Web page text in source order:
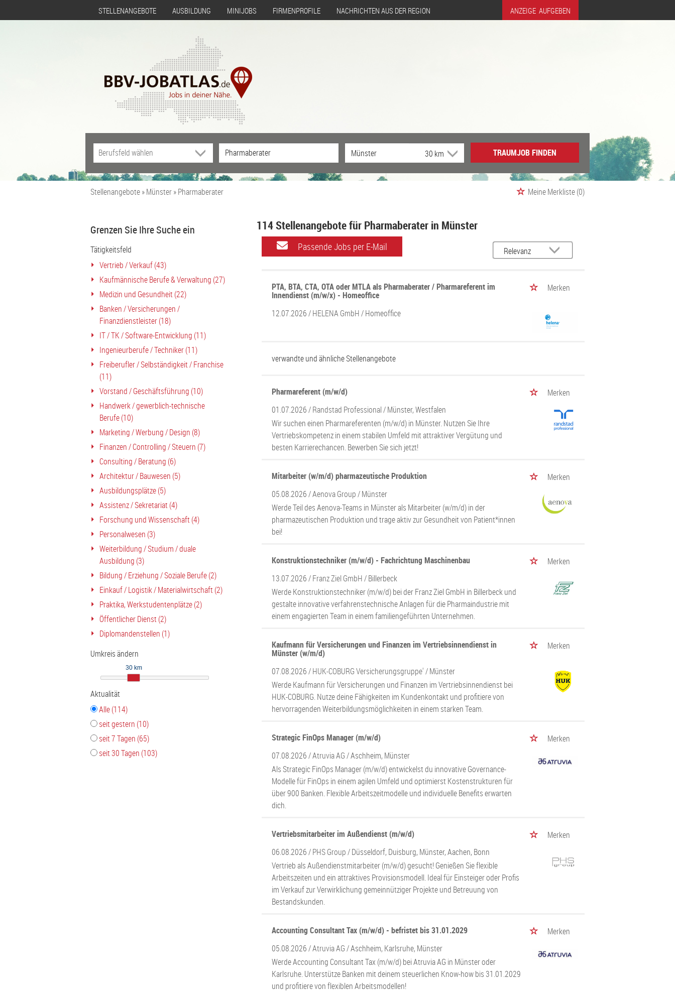
STELLENANGEBOTE AUSBILDUNG MINIJOBS FIRMENPROFILE NACHRICHTEN AUS DER REGION ANZEIGE AUFGEBEN
TRAUMJOB FINDEN
Stellenangebote Münster Pharmaberater Meine Merkliste(0)
Grenzen Sie Ihre Suche ein
Tätigkeitsfeld
Vertrieb / Verkauf (43)
Kaufmännische Berufe & Verwaltung (27)
Medizin und Gesundheit (22)
Banken / Versicherungen /
Finanzdienstleister (18)
IT / TK / Software-Entwicklung (11)
Ingenieurberufe / Techniker (11)
Freiberufler / Selbständigkeit / Franchise
(11)
Vorstand / Geschäftsführung (10)
Handwerk / gewerblich-technische
Berufe (10)
Marketing / Werbung / Design (8)
Finanzen / Controlling / Steuern (7)
Consulting / Beratung (6)
Architektur / Bauwesen (5)
Ausbildungsplätze (5)
Assistenz / Sekretariat (4)
Forschung und Wissenschaft (4)
Personalwesen (3)
Weiterbildung / Studium / duale
Ausbildung (3)
Bildung / Erziehung / Soziale Berufe (2)
Einkauf / Logistik / Materialwirtschaft (2)
Praktika, Werkstudentenplätze (2)
Öffentlicher Dienst (2)
Diplomandenstellen (1)
Umkreis ändern
30 km
Aktualität
Alle (114)
seit gestern (10)
seit 7 Tagen (65)
seit 30 Tagen (103)
114 Stellenangebote für Pharmaberater in Münster
Passende Jobs per E-Mail
PTA, BTA, CTA, OTA oder MTLA als Pharmaberater / Pharmareferent im
Innendienst (m/w/x) - Homeoffice
Merken
12.07.2026 /HELENA GmbH/ Homeoffice
verwandte und ähnliche Stellenangebote
Pharmareferent (m/w/d)
Merken
01.07.2026 /Randstad Professional/ Münster, Westfalen
Wir suchen einen Pharmareferenten (m/w/d) in Münster. Nutzen Sie Ihre
Vertriebskompetenz in einem stabilen Umfeld mit attraktiver Vergütung und
besten Karrierechancen. Bewerben Sie sich jetzt!
Mitarbeiter (w/m/d) pharmazeutische Produktion
Merken
05.08.2026 /Aenova Group/ Münster
Werde Teil des Aenova-Teams in Münster als Mitarbeiter (w/m/d) in der
pharmazeutischen Produktion und trage aktiv zur Gesundheit von Patient*innen
bei!
Konstruktionstechniker (m/w/d) - Fachrichtung Maschinenbau
Merken
13.07.2026 /Franz Ziel GmbH/ Billerbeck
Werde Konstruktionstechniker (m/w/d) bei der Franz Ziel GmbH in Billerbeck und
gestalte innovative verfahrenstechnische Anlagen für die Pharmaindustrie mit
einem engagierten Team in einem familiengeführten Unternehmen.
Kaufmann für Versicherungen und Finanzen im Vertriebsinnendienst in
Münster (w/m/d)
Merken
07.08.2026 /HUK-COBURG Versicherungsgruppe'/ Münster
Werde Kaufmann für Versicherungen und Finanzen im Vertriebsinnendienst bei
HUK-COBURG. Nutze deine Fähigkeiten im Kundenkontakt und profitiere von
hervorragenden Weiterbildungsmöglichkeiten in einem starken Team.
Strategic FinOps Manager (m/w/d)
Merken
07.08.2026 /Atruvia AG/ Aschheim, Münster
Als Strategic FinOps Manager (m/w/d) entwickelst du innovative Governance-
Modelle für FinOps in einem agilen Umfeld und optimierst Kostenstrukturen für
über 900 Banken. Flexible Arbeitszeitmodelle und individuelle Benefits erwarten
dich.
Vertriebsmitarbeiter im Außendienst (m/w/d)
Merken
06.08.2026 /PHS Group/ Düsseldorf, Duisburg, Münster, Aachen, Bonn
Vertrieb als Außendienstmitarbeiter (m/w/d) gesucht! Genießen Sie flexible
Arbeitszeiten und ein attraktives Provisionsmodell. Ideal für Einsteiger oder Profis
im Verkauf zur Verwirklichung gemeinnütziger Projekte und Betreuung von
Bestandskunden.
Accounting Consultant Tax (m/w/d) - befristet bis 31.01.2029
Merken
05.08.2026 /Atruvia AG/ Aschheim, Karlsruhe, Münster
Werde Accounting Consultant Tax (m/w/d) bei Atruvia AG in Münster oder
Karlsruhe. Unterstütze Banken mit deinem steuerlichen Know-how bis 31.01.2029
und profitiere von flexiblen Arbeitsmodellen!